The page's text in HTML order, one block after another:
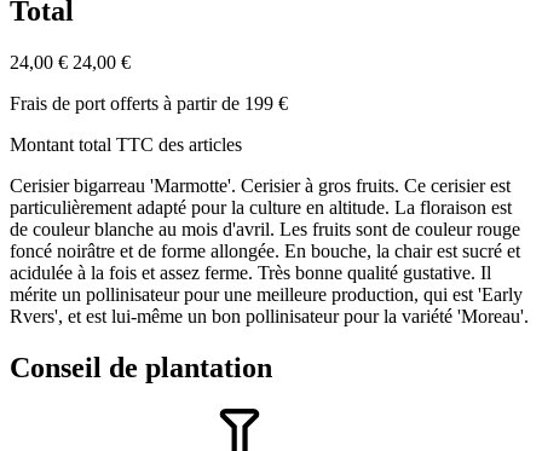
Total
24,00 € 24,00 €
Frais de port offerts à partir de 199 €
Montant total TTC des articles
Cerisier bigarreau 'Marmotte'. Cerisier à gros fruits. Ce cerisier est
particulièrement adapté pour la culture en altitude. La floraison est
de couleur blanche au mois d'avril. Les fruits sont de couleur rouge
foncé noirâtre et de forme allongée. En bouche, la chair est sucré et
acidulée à la fois et assez ferme. Très bonne qualité gustative. Il
mérite un pollinisateur pour une meilleure production, qui est 'Early
Rvers', et est lui-même un bon pollinisateur pour la variété 'Moreau'.
Conseil de plantation